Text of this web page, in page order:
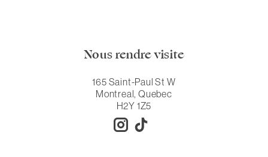
Nous rendre visite
165 Saint-Paul St W
Montreal, Quebec
H2Y 1Z5